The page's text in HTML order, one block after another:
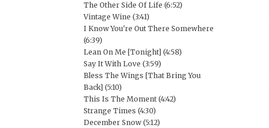
The Other Side Of Life (6:52)
Vintage Wine (3:41)
I Know You're Out There Somewhere
(6:39)
Lean On Me [Tonight] (4:58)
Say It With Love (3:59)
Bless The Wings [That Bring You
Back] (5:10)
This Is The Moment (4:42)
Strange Times (4:30)
December Snow (5:12)